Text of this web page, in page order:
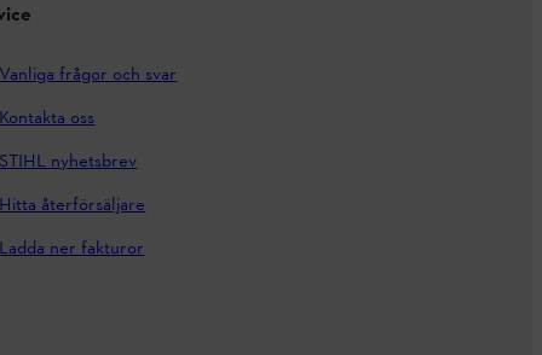
Vanliga frågor och svar
Kontakta oss
STIHL nyhetsbrev
Hitta återförsäljare
Ladda ner fakturor